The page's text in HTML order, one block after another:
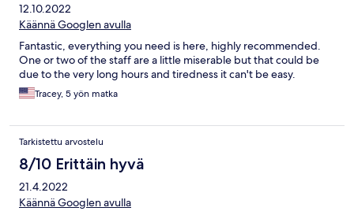
12.10.2022
Käännä Googlen avulla
Fantastic, everything you need is here, highly recommended.
One or two of the staff are a little miserable but that could be
due to the very long hours and tiredness it can't be easy.
Tracey, 5 yön matka
Tarkistettu arvostelu
8/10 Erittäin hyvä
21.4.2022
Käännä Googlen avulla